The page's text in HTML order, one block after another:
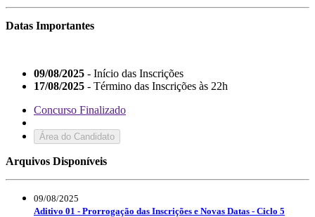
Datas Importantes
09/08/2025 - Início das Inscrições
17/08/2025 - Término das Inscrições às 22h
Concurso Finalizado
Área do Candidato
Arquivos Disponíveis
09/08/2025
Aditivo 01 - Prorrogação das Inscrições e Novas Datas - Ciclo 5